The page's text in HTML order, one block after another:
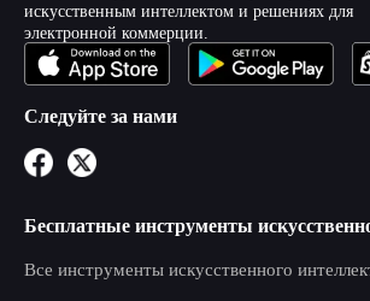
искусственным интеллектом и решениях для
электронной коммерции.
Следуйте за нами
Бесплатные инструменты
Все инструменты искусственного